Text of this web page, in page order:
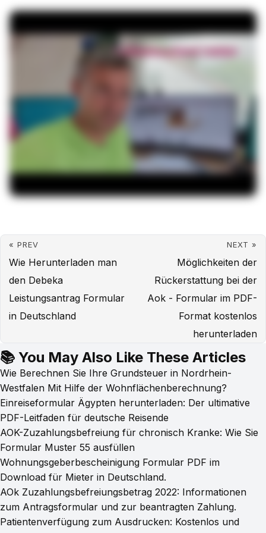
« PREV
Wie Herunterladen man
den Debeka
Leistungsantrag Formular
in Deutschland
NEXT »
Möglichkeiten der
Rückerstattung bei der
Aok - Formular im PDF-
Format kostenlos
herunterladen
📚 You May Also Like These Articles
Wie Berechnen Sie Ihre Grundsteuer in Nordrhein-
Westfalen Mit Hilfe der Wohnflächenberechnung?
Einreiseformular Ägypten herunterladen: Der ultimative
PDF-Leitfaden für deutsche Reisende
AOK-Zuzahlungsbefreiung für chronisch Kranke: Wie Sie
Formular Muster 55 ausfüllen
Wohnungsgeberbescheinigung Formular PDF im
Download für Mieter in Deutschland.
AOk Zuzahlungsbefreiungsbetrag 2022: Informationen
zum Antragsformular und zur beantragten Zahlung.
Patientenverfügung zum Ausdrucken: Kostenlos und